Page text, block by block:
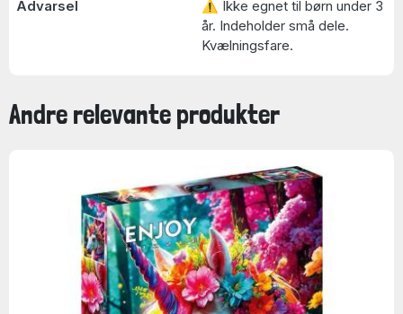
Advarsel
⚠ Ikke egnet til børn under 3
år. Indeholder små dele.
Kvælningsfare.
Andre relevante produkter